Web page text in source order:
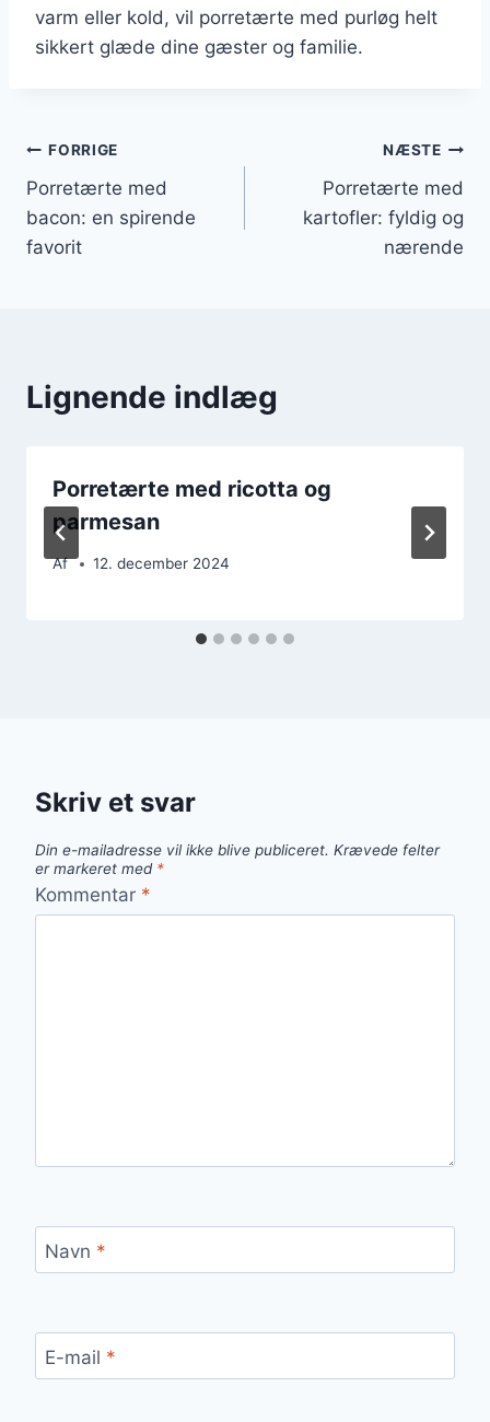
varm eller kold, vil porretærte med purløg helt
sikkert glæde dine gæster og familie.
Indlægsnavigation
FORRIGE
Porretærte med
bacon: en spirende
favorit
NÆSTE
Porretærte med
kartofler: fyldig og
nærende
Lignende indlæg
Porretærte med ricotta og
parmesan
Af 12. december 2024
Skriv et svar
Din e-mailadresse vil ikke blive publiceret. Krævede felter
er markeret med *
Kommentar *
Navn *
E-mail *